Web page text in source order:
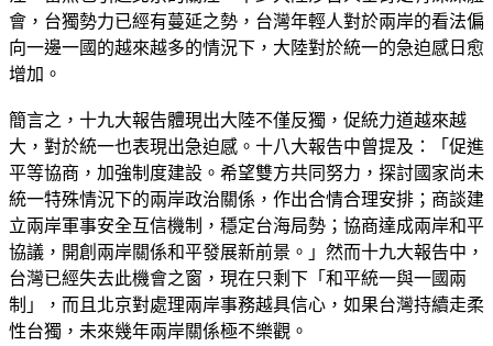
會，台獨勢力已經有蔓延之勢，台灣年輕人對於兩岸的看法偏
向一邊一國的越來越多的情況下，大陸對於統一的急迫感日愈
增加。
簡言之，十九大報告體現出大陸不僅反獨，促統力道越來越
大，對於統一也表現出急迫感。十八大報告中曾提及：「促進
平等協商，加強制度建設。希望雙方共同努力，探討國家尚未
統一特殊情況下的兩岸政治關係，作出合情合理安排；商談建
立兩岸軍事安全互信機制，穩定台海局勢；協商達成兩岸和平
協議，開創兩岸關係和平發展新前景。」然而十九大報告中，
台灣已經失去此機會之窗，現在只剩下「和平統一與一國兩
制」，而且北京對處理兩岸事務越具信心，如果台灣持續走柔
性台獨，未來幾年兩岸關係極不樂觀。